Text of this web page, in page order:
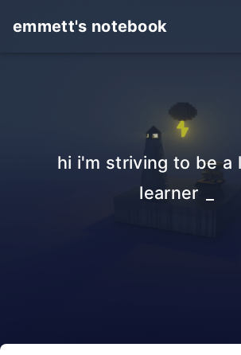
emmett's notebook
hi i'm striving to be a
learner :